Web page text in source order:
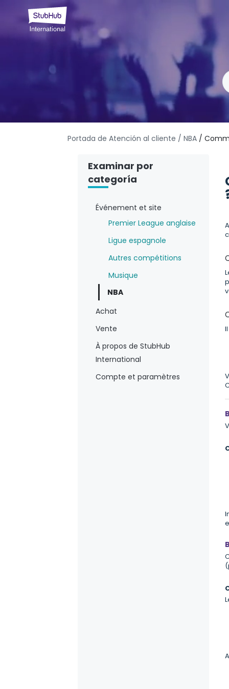
Portada de Atención al cliente / NBA /
Examinar por
categoría
Événement et site
Premier League anglaise
Ligue espagnole
Autres compétitions
Musique
NBA
Achat
Vente
À propos de StubHub
International
Compte et paramètres